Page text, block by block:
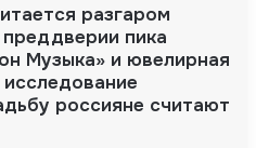
разгаром
пика
Музыка» и ювелирная
россияне считают